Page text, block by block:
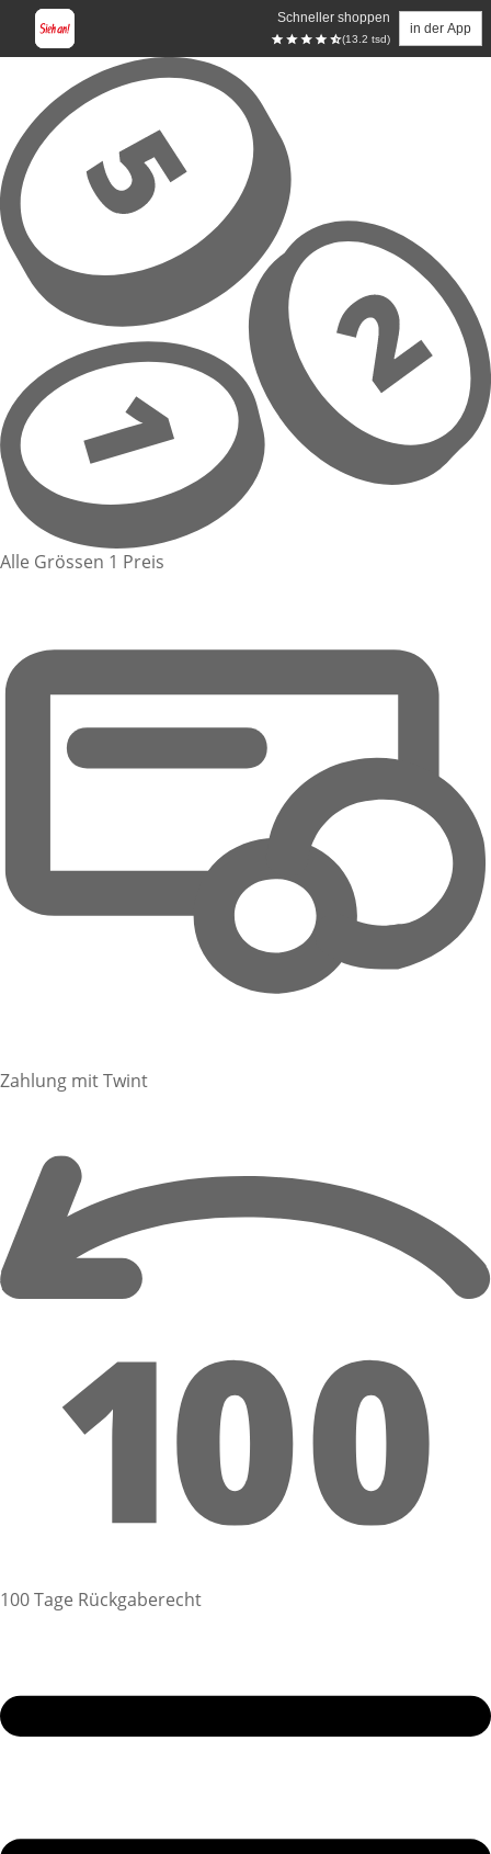
Schneller shoppen
(13.2 tsd)
in der App
Zum Hauptinhalt springen
Alle Grössen 1 Preis
Zahlung mit Twint
100 Tage Rückgaberecht